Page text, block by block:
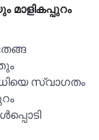
സ്വാഗതം